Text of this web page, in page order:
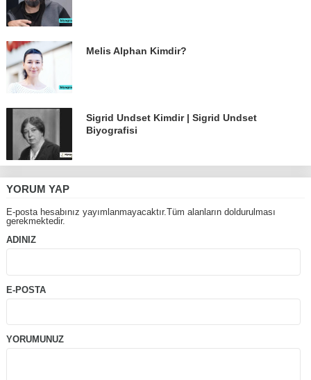
Melis Alphan Kimdir?
Sigrid Undset Kimdir | Sigrid Undset
Biyografisi
YORUM YAP
E-posta hesabınız yayımlanmayacaktır.Tüm alanların doldurulması
gerekmektedir.
ADINIZ
E-POSTA
YORUMUNUZ